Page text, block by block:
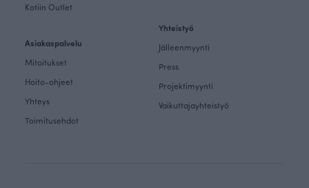
Kotiin Outlet
Asiakaspalvelu
Mitoitukset
Hoito-ohjeet
Yhteys
Toimitusehdot
Yhteistyö
Jälleenmyynti
Press
Projektimyynti
Vaikuttajayhteistyö